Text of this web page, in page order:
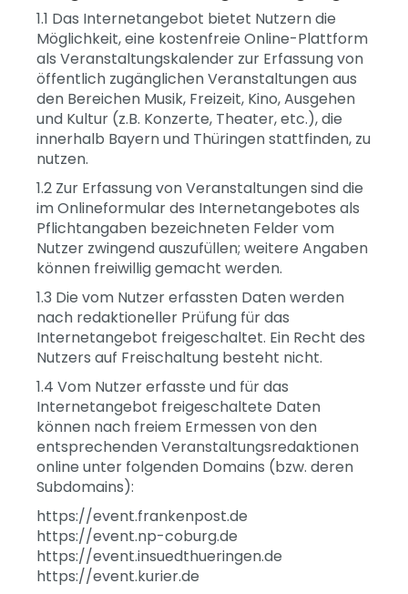
1.1 Das Internetangebot bietet Nutzern die
Möglichkeit, eine kostenfreie Online-Plattform
als Veranstaltungskalender zur Erfassung von
öffentlich zugänglichen Veranstaltungen aus
den Bereichen Musik, Freizeit, Kino, Ausgehen
und Kultur (z.B. Konzerte, Theater, etc.), die
innerhalb Bayern und Thüringen stattfinden, zu
nutzen.
1.2 Zur Erfassung von Veranstaltungen sind die
im Onlineformular des Internetangebotes als
Pflichtangaben bezeichneten Felder vom
Nutzer zwingend auszufüllen; weitere Angaben
können freiwillig gemacht werden.
1.3 Die vom Nutzer erfassten Daten werden
nach redaktioneller Prüfung für das
Internetangebot freigeschaltet. Ein Recht des
Nutzers auf Freischaltung besteht nicht.
1.4 Vom Nutzer erfasste und für das
Internetangebot freigeschaltete Daten
können nach freiem Ermessen von den
entsprechenden Veranstaltungsredaktionen
online unter folgenden Domains (bzw. deren
Subdomains):
https://event.frankenpost.de
https://event.np-coburg.de
https://event.insuedthueringen.de
https://event.kurier.de